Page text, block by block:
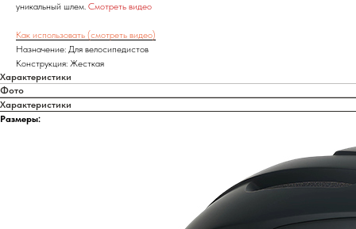
уникальный шлем. Смотреть видео
Как использовать (смотреть видео)
Назначение: Для велосипедистов
Конструкция: Жесткая
Характеристики
Фото
Характеристики
Размеры: